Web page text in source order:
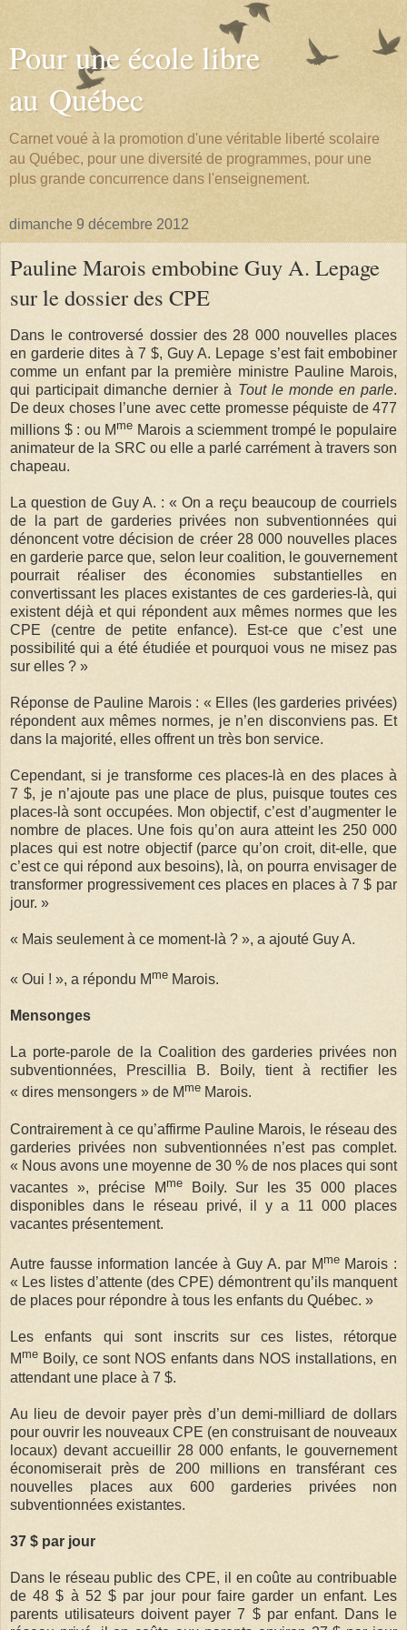
Pour une école libre
au Québec
Carnet voué à la promotion d'une véritable liberté scolaire
au Québec, pour une diversité de programmes, pour une
plus grande concurrence dans l'enseignement.
dimanche 9 décembre 2012
Pauline Marois embobine Guy A. Lepage
sur le dossier des CPE
Dans le controversé dossier des 28 000 nouvelles places
en garderie dites à 7 $, Guy A. Lepage s’est fait embobiner
comme un enfant par la première ministre Pauline Marois,
qui participait dimanche dernier à Tout le monde en parle.
De deux choses l’une avec cette promesse péquiste de 477
millions $ : ou Mme Marois a sciemment trompé le populaire
animateur de la SRC ou elle a parlé carrément à travers son
chapeau.
La question de Guy A. : « On a reçu beaucoup de courriels
de la part de garderies privées non subventionnées qui
dénoncent votre décision de créer 28 000 nouvelles places
en garderie parce que, selon leur coalition, le gouvernement
pourrait réaliser des économies substantielles en
convertissant les places existantes de ces garderies-là, qui
existent déjà et qui répondent aux mêmes normes que les
CPE (centre de petite enfance). Est-ce que c’est une
possibilité qui a été étudiée et pourquoi vous ne misez pas
sur elles ? »
Réponse de Pauline Marois : « Elles (les garderies privées)
répondent aux mêmes normes, je n’en disconviens pas. Et
dans la majorité, elles offrent un très bon service.
Cependant, si je transforme ces places-là en des places à
7 $, je n’ajoute pas une place de plus, puisque toutes ces
places-là sont occupées. Mon objectif, c’est d’augmenter le
nombre de places. Une fois qu’on aura atteint les 250 000
places qui est notre objectif (parce qu’on croit, dit-elle, que
c’est ce qui répond aux besoins), là, on pourra envisager de
transformer progressivement ces places en places à 7 $ par
jour. »
« Mais seulement à ce moment-là ? », a ajouté Guy A.
« Oui ! », a répondu Mme Marois.
Mensonges
La porte-parole de la Coalition des garderies privées non
subventionnées, Prescillia B. Boily, tient à rectifier les
« dires mensongers » de M me Marois.
Contrairement à ce qu’affirme Pauline Marois, le réseau des
garderies privées non subventionnées n’est pas complet.
« Nous avons une moyenne de 30 % de nos places qui sont
vacantes », précise M meBoily. Sur les 35 000 places
disponibles dans le réseau privé, il y a 11 000 places
vacantes présentement.
Autre fausse information lancée à Guy A. par MmeMarois :
« Les listes d’attente (des CPE) démontrent qu’ils manquent
de places pour répondre à tous les enfants du Québec. »
Les enfants qui sont inscrits sur ces listes, rétorque
Mme Boily, ce sont NOS enfants dans NOS installations, en
attendant une place à 7 $.
Au lieu de devoir payer près d’un demi-milliard de dollars
pour ouvrir les nouveaux CPE (en construisant de nouveaux
locaux) devant accueillir 28 000 enfants, le gouvernement
économiserait près de 200 millions en transférant ces
nouvelles places aux 600 garderies privées non
subventionnées existantes.
37 $ par jour
Dans le réseau public des CPE, il en coûte au contribuable
de 48 $ à 52 $ par jour pour faire garder un enfant. Les
parents utilisateurs doivent payer 7 $ par enfant. Dans le